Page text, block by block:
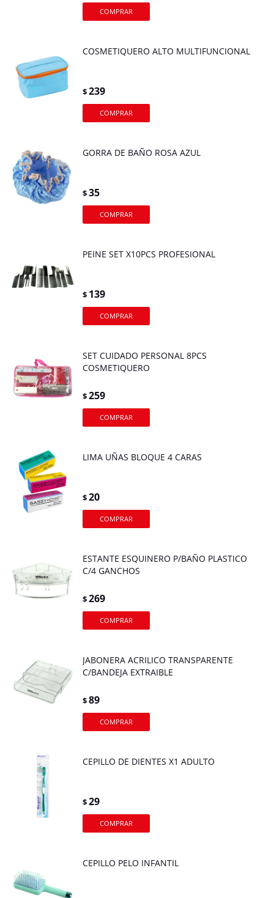
COSMETIQUERO ALTO MULTIFUNCIONAL
$239
GORRA DE BAÑO ROSA AZUL
$35
PEINE SET X10PCS PROFESIONAL
$ 139
SET CUIDADO PERSONAL 8PCS
COSMETIQUERO
$259
LIMA UÑAS BLOQUE 4 CARAS
$20
ESTANTE ESQUINERO P/BAÑO PLASTICO
C/4 GANCHOS
$269
JABONERA ACRILICO TRANSPARENTE
C/BANDEJA EXTRAIBLE
$89
CEPILLO DE DIENTES X1 ADULTO
$29
CEPILLO PELO INFANTIL